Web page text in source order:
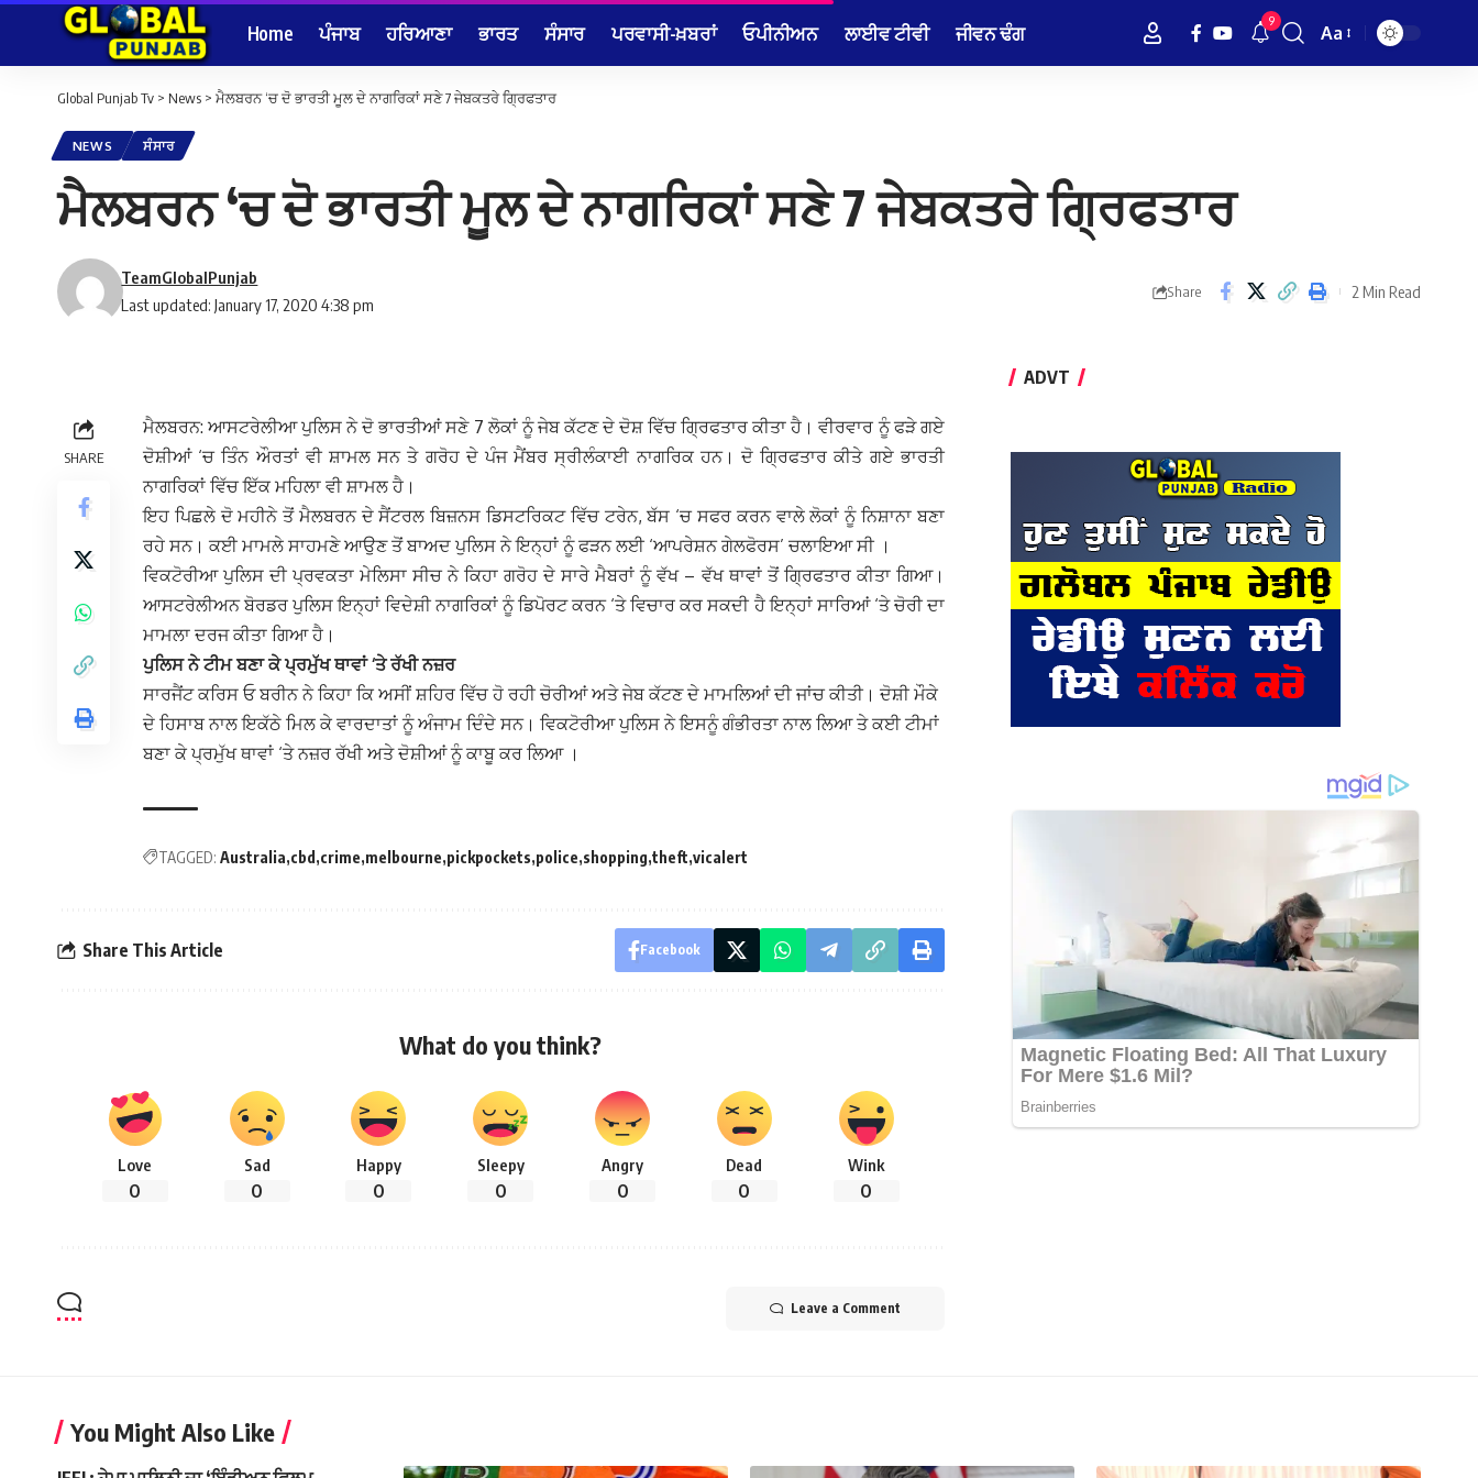
Home ਪੰਜਾਬ ਹਰਿਆਣਾ ਭਾਰਤ ਸੰਸਾਰ ਪਰਵਾਸੀ-ਖ਼ਬਰਾਂ ਓਪੀਨੀਅਨ ਲਾਈਵ ਟੀਵੀ ਜੀਵਨ ਢੰਗ 9
Font
Aa
Global Punjab Tv > News > ਮੈਲਬਰਨ ‘ਚ ਦੋ ਭਾਰਤੀ ਮੂਲ ਦੇ ਨਾਗਰਿਕਾਂ ਸਣੇ 7 ਜੇਬਕਤਰੇ ਗ੍ਰਿਫਤਾਰ
NEWS ਸੰਸਾਰ
ਮੈਲਬਰਨ ‘ਚ ਦੋ ਭਾਰਤੀ ਮੂਲ ਦੇ ਨਾਗਰਿਕਾਂ ਸਣੇ 7 ਜੇਬਕਤਰੇ ਗ੍ਰਿਫਤਾਰ
Last updated: January 17, 2020 4:38 pm
TeamGlobalPunjab
Share 2 Min Read
SHARE
ਮੈਲਬਰਨ: ਆਸਟਰੇਲੀਆ ਪੁਲਿਸ ਨੇ ਦੋ ਭਾਰਤੀਆਂ ਸਣੇ 7 ਲੋਕਾਂ ਨੂੰ ਜੇਬ ਕੱਟਣ ਦੇ ਦੋਸ਼ ਵਿੱਚ ਗ੍ਰਿਫਤਾਰ ਕੀਤਾ ਹੈ। ਵੀਰਵਾਰ ਨੂੰ ਫੜੇ ਗਏ
ਦੋਸ਼ੀਆਂ ‘ਚ ਤਿੰਨ ਔਰਤਾਂ ਵੀ ਸ਼ਾਮਲ ਸਨ ਤੇ ਗਰੋਹ ਦੇ ਪੰਜ ਮੈਂਬਰ ਸ੍ਰੀਲੰਕਾਈ ਨਾਗਰਿਕ ਹਨ। ਦੋ ਗ੍ਰਿਫਤਾਰ ਕੀਤੇ ਗਏ ਭਾਰਤੀ
ਨਾਗਰਿਕਾਂ ਵਿੱਚ ਇੱਕ ਮਹਿਲਾ ਵੀ ਸ਼ਾਮਲ ਹੈ।
ਇਹ ਪਿਛਲੇ ਦੋ ਮਹੀਨੇ ਤੋਂ ਮੈਲਬਰਨ ਦੇ ਸੈਂਟਰਲ ਬਿਜ਼ਨਸ ਡਿਸਟਰਿਕਟ ਵਿੱਚ ਟਰੇਨ, ਬੱਸ ‘ਚ ਸਫਰ ਕਰਨ ਵਾਲੇ ਲੋਕਾਂ ਨੂੰ ਨਿਸ਼ਾਨਾ ਬਣਾ
ਰਹੇ ਸਨ। ਕਈ ਮਾਮਲੇ ਸਾਹਮਣੇ ਆਉਣ ਤੋਂ ਬਾਅਦ ਪੁਲਿਸ ਨੇ ਇਨ੍ਹਾਂ ਨੂੰ ਫੜਨ ਲਈ ‘ਆਪਰੇਸ਼ਨ ਗੇਲਫੋਰਸ’ ਚਲਾਇਆ ਸੀ ।
ਵਿਕਟੋਰੀਆ ਪੁਲਿਸ ਦੀ ਪ੍ਰਵਕਤਾ ਮੇਲਿਸਾ ਸੀਚ ਨੇ ਕਿਹਾ ਗਰੋਹ ਦੇ ਸਾਰੇ ਮੈਬਰਾਂ ਨੂੰ ਵੱਖ – ਵੱਖ ਥਾਵਾਂ ਤੋਂ ਗ੍ਰਿਫਤਾਰ ਕੀਤਾ ਗਿਆ।
ਆਸਟਰੇਲੀਅਨ ਬੋਰਡਰ ਪੁਲਿਸ ਇਨ੍ਹਾਂ ਵਿਦੇਸ਼ੀ ਨਾਗਰਿਕਾਂ ਨੂੰ ਡਿਪੋਰਟ ਕਰਨ ‘ਤੇ ਵਿਚਾਰ ਕਰ ਸਕਦੀ ਹੈ ਇਨ੍ਹਾਂ ਸਾਰਿਆਂ ‘ਤੇ ਚੋਰੀ ਦਾ
ਮਾਮਲਾ ਦਰਜ ਕੀਤਾ ਗਿਆ ਹੈ।
ਪੁਲਿਸ ਨੇ ਟੀਮ ਬਣਾ ਕੇ ਪ੍ਰਮੁੱਖ ਥਾਵਾਂ ‘ਤੇ ਰੱਖੀ ਨਜ਼ਰ
ਸਾਰਜੈਂਟ ਕਰਿਸ ਓ ਬਰੀਨ ਨੇ ਕਿਹਾ ਕਿ ਅਸੀਂ ਸ਼ਹਿਰ ਵਿੱਚ ਹੋ ਰਹੀ ਚੋਰੀਆਂ ਅਤੇ ਜੇਬ ਕੱਟਣ ਦੇ ਮਾਮਲਿਆਂ ਦੀ ਜਾਂਚ ਕੀਤੀ। ਦੋਸ਼ੀ ਮੌਕੇ
ਦੇ ਹਿਸਾਬ ਨਾਲ ਇਕੱਠੇ ਮਿਲ ਕੇ ਵਾਰਦਾਤਾਂ ਨੂੰ ਅੰਜਾਮ ਦਿੰਦੇ ਸਨ। ਵਿਕਟੋਰੀਆ ਪੁਲਿਸ ਨੇ ਇਸਨੂੰ ਗੰਭੀਰਤਾ ਨਾਲ ਲਿਆ ਤੇ ਕਈ ਟੀਮਾਂ
ਬਣਾ ਕੇ ਪ੍ਰਮੁੱਖ ਥਾਵਾਂ ‘ਤੇ ਨਜ਼ਰ ਰੱਖੀ ਅਤੇ ਦੋਸ਼ੀਆਂ ਨੂੰ ਕਾਬੂ ਕਰ ਲਿਆ ।
TAGGED: Australia cbd crime melbourne pickpockets police shopping theft vicalert
Share This Article Facebook
What do you think?
Love
0
Sad
0
Happy
0
Sleepy
0
Angry
0
Dead
0
Wink
0
Leave a Comment
ADVT
You Might Also Like